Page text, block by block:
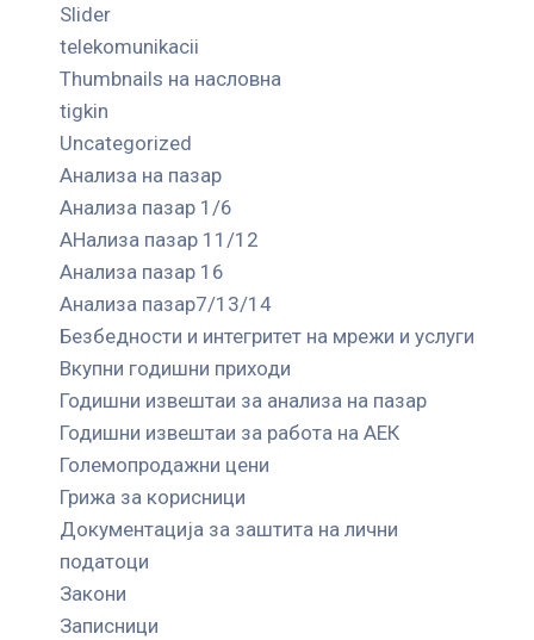
Slider
telekomunikacii
Thumbnails на насловна
tigkin
Uncategorized
Анализа на пазар
Анализа пазар 1/6
АНализа пазар 11/12
Анализа пазар 16
Анализа пазар7/13/14
Безбедности и интегритет на мрежи и услуги
Вкупни годишни приходи
Годишни извештаи за анализа на пазар
Годишни извештаи за работа на АЕК
Големопродажни цени
Грижа за корисници
Документација за заштита на лични
податоци
Закони
Записници